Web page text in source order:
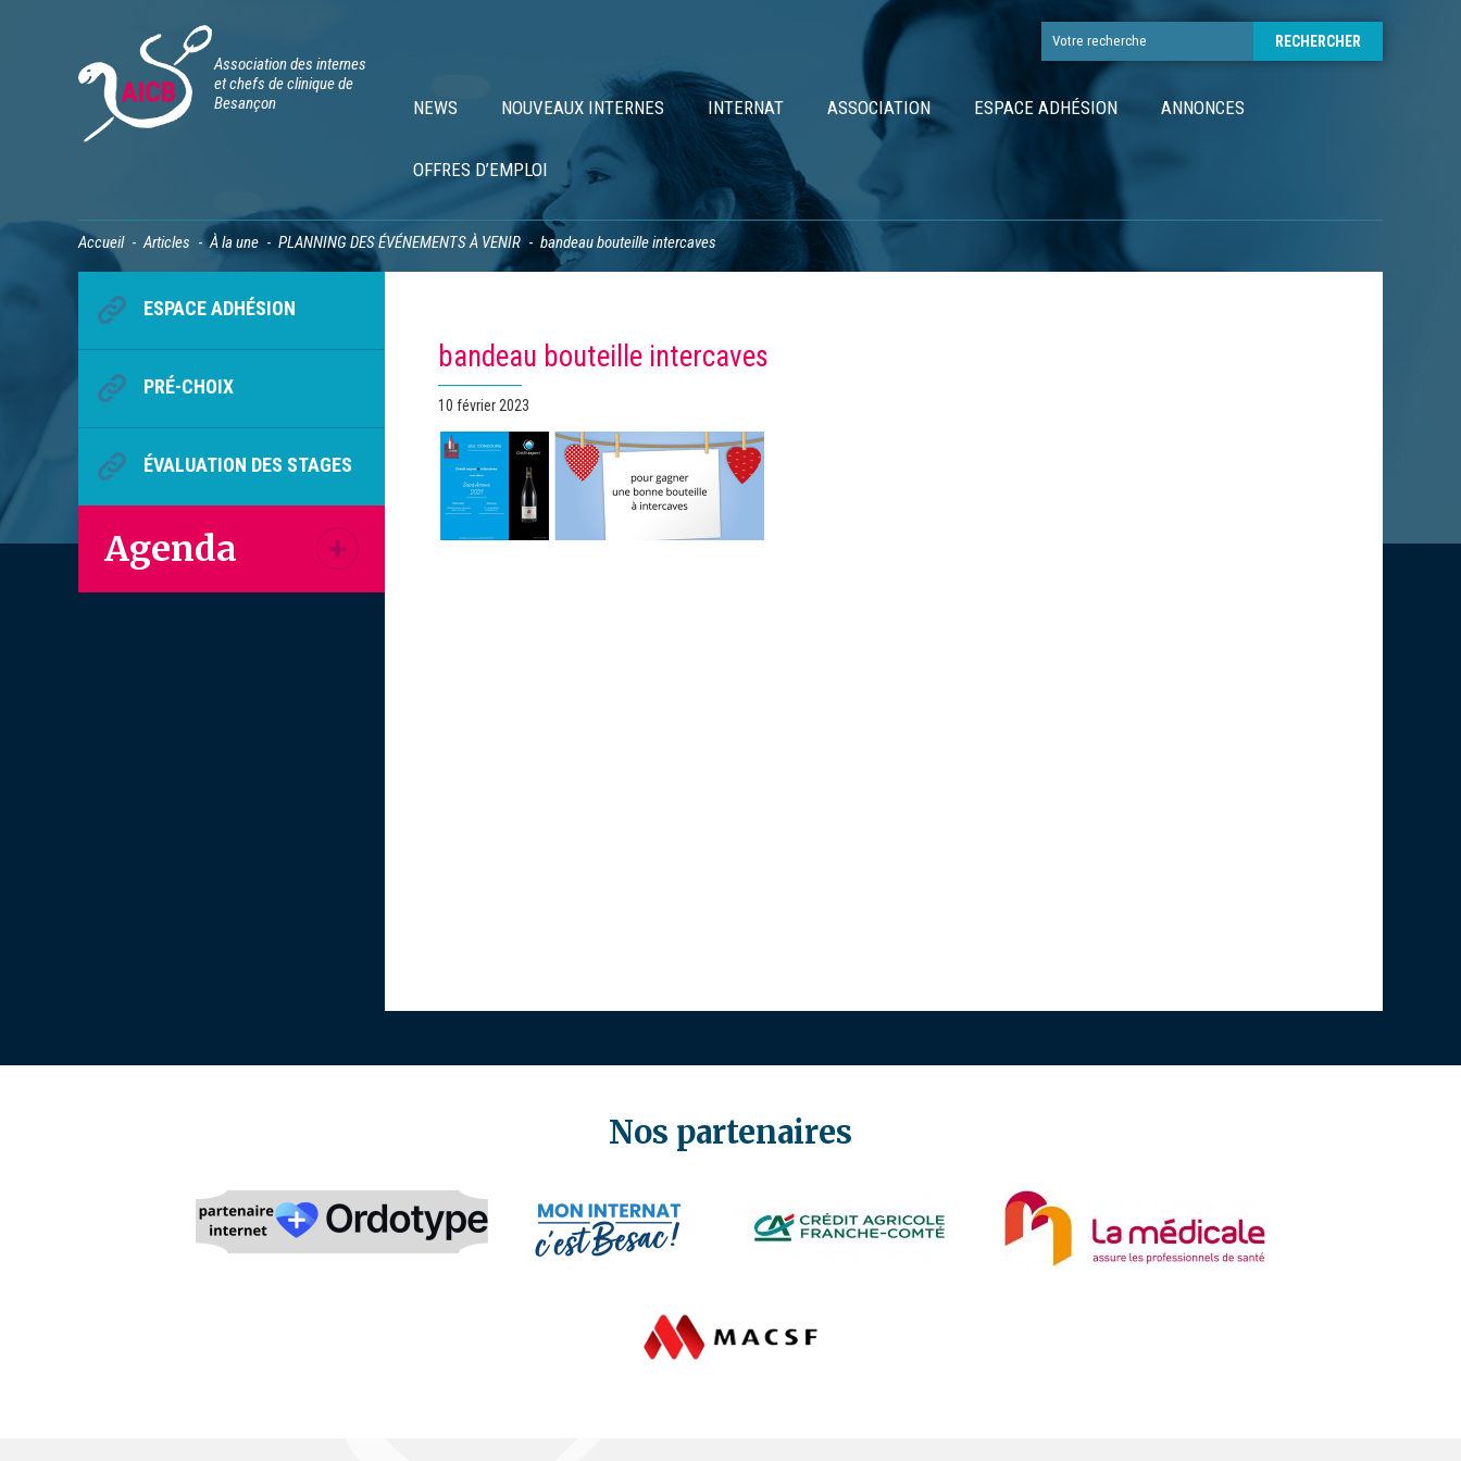
Association des internes
et chefs de clinique de
Besançon
NEWS NOUVEAUX INTERNES INTERNAT ASSOCIATION ESPACE ADHÉSION ANNONCES
OFFRES D’EMPLOI
Accueil Articles À la une PLANNING DES ÉVÉNEMENTS À VENIR bandeau bouteille intercaves
ESPACE ADHÉSION
PRÉ-CHOIX
ÉVALUATION DES STAGES
Agenda
bandeau bouteille intercaves
Publié
10 février 2023
Nos partenaires